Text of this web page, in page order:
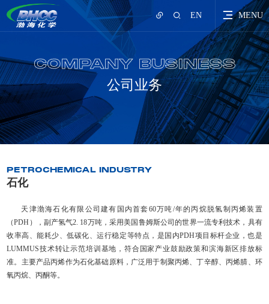
EN MENU
COMPANY BUSINESS
公司业务
PETROCHEMICAL INDUSTRY
石化
天津渤海石化有限公司建有国内首套60万吨/年的丙烷脱氢制丙烯装置
（PDH），副产氢气2. 18万吨，采用美国鲁姆斯公司的世界一流专利技术，具有
收率高、能耗少、低碳化、运行稳定等特点，是国内PDH项目标杆企业，也是
LUMMUS技术转让示范培训基地，符合国家产业鼓励政策和滨海新区排放标
准。主要产品丙烯作为石化基础原料，广泛用于制聚丙烯、丁辛醇、丙烯腈、环
氧丙烷、丙酮等。